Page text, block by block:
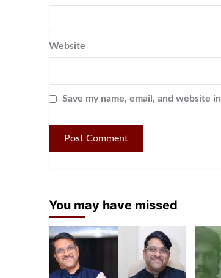
Website
Save my name, email, and website
You may have missed